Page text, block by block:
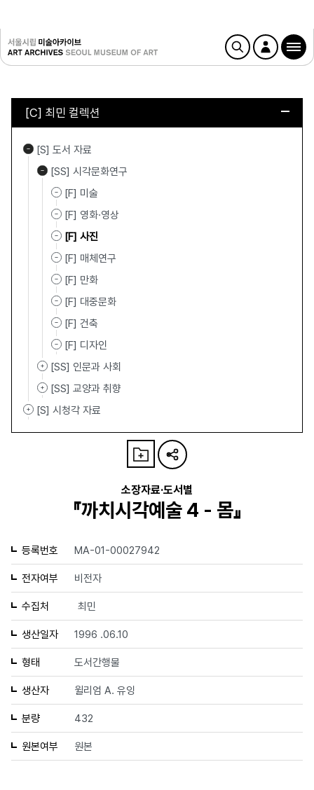
[C] 최민 컬렉션
[S] 도서 자료
[SS] 시각문화연구
[F] 미술
[F] 영화·영상
[F] 사진
[F] 매체연구
[F] 만화
[F] 대중문화
[F] 건축
[F] 디자인
[SS] 인문과 사회
[SS] 교양과 취향
[S] 시청각 자료
소장자료·도서별
『까치시각예술 4 - 몸』
등록번호 MA-01-00027942
전자여부 비전자
수집처 최민
생산일자 1996 .06.10
형태 도서간행물
생산자 윌리엄 A. 유잉
분량 432
원본여부 원본